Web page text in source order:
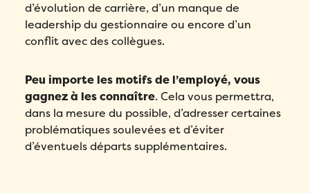
d’évolution de carrière, d’un manque de
leadership du gestionnaire ou encore d’un
conflit avec des collègues.
Peu importe les motifs de l’employé, vous
gagnez à les connaître. Cela vous permettra,
dans la mesure du possible, d’adresser certaines
problématiques soulevées et d’éviter
d’éventuels départs supplémentaires.